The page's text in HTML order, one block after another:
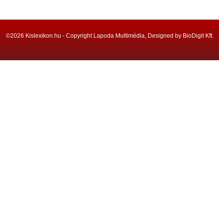
©2026 Kislexikon.hu - Copyright Lapoda Multimédia, Designed by BioDigit Kft.